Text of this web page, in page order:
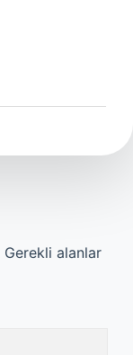
Gerekli alanlar